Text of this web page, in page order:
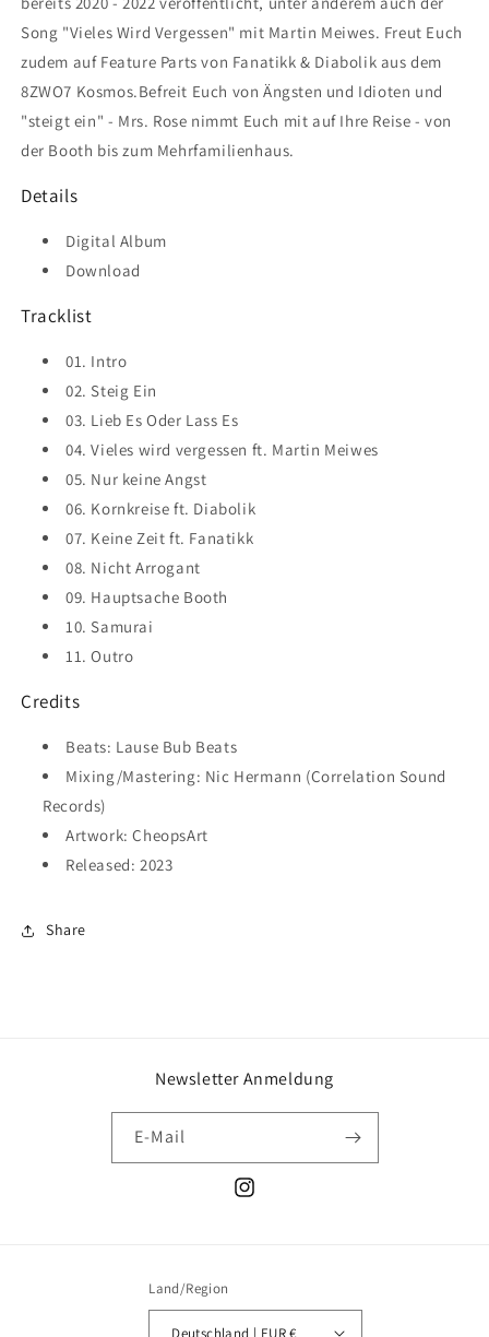
Song "Vieles Wird Vergessen" mit Martin Meiwes. Freut Euch
zudem auf Feature Parts von Fanatikk & Diabolik aus dem
8ZWO7 Kosmos.Befreit Euch von Ängsten und Idioten und
"steigt ein" - Mrs. Rose nimmt Euch mit auf Ihre Reise - von
der Booth bis zum Mehrfamilienhaus.
Details
Digital Album
Download
Tracklist
01. Intro
02. Steig Ein
03. Lieb Es Oder Lass Es
04. Vieles wird vergessen ft. Martin Meiwes
05. Nur keine Angst
06. Kornkreise ft. Diabolik
07. Keine Zeit ft. Fanatikk
08. Nicht Arrogant
09. Hauptsache Booth
10. Samurai
11. Outro
Credits
Beats: Lause Bub Beats
Mixing/Mastering: Nic Hermann (Correlation Sound
Records)
Artwork: CheopsArt
Released: 2023
Share
Newsletter Anmeldung
E-Mail
Instagram
Land/Region
Deutschland | EUR €